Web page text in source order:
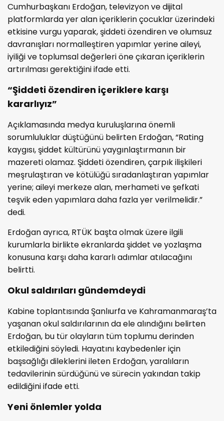
Cumhurbaşkanı Erdoğan, televizyon ve dijital
platformlarda yer alan içeriklerin çocuklar üzerindeki
etkisine vurgu yaparak, şiddeti özendiren ve olumsuz
davranışları normalleştiren yapımlar yerine aileyi,
iyiliği ve toplumsal değerleri öne çıkaran içeriklerin
artırılması gerektiğini ifade etti.
“Şiddeti özendiren içeriklere karşı
kararlıyız”
Açıklamasında medya kuruluşlarına önemli
sorumluluklar düştüğünü belirten Erdoğan, “Rating
kaygısı, şiddet kültürünü yaygınlaştırmanın bir
mazereti olamaz. Şiddeti özendiren, çarpık ilişkileri
meşrulaştıran ve kötülüğü sıradanlaştıran yapımlar
yerine; aileyi merkeze alan, merhameti ve şefkati
teşvik eden yapımlara daha fazla yer verilmelidir.”
dedi.
Erdoğan ayrıca, RTÜK başta olmak üzere ilgili
kurumlarla birlikte ekranlarda şiddet ve yozlaşma
konusuna karşı daha kararlı adımlar atılacağını
belirtti.
Okul saldırıları gündemdeydi
Kabine toplantısında Şanlıurfa ve Kahramanmaraş’ta
yaşanan okul saldırılarının da ele alındığını belirten
Erdoğan, bu tür olayların tüm toplumu derinden
etkilediğini söyledi. Hayatını kaybedenler için
başsağlığı dileklerini ileten Erdoğan, yaralıların
tedavilerinin sürdüğünü ve sürecin yakından takip
edildiğini ifade etti.
Yeni önlemler yolda